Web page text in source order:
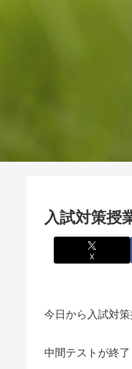
入試対策授
X
今日から入試対策
中間テストが終